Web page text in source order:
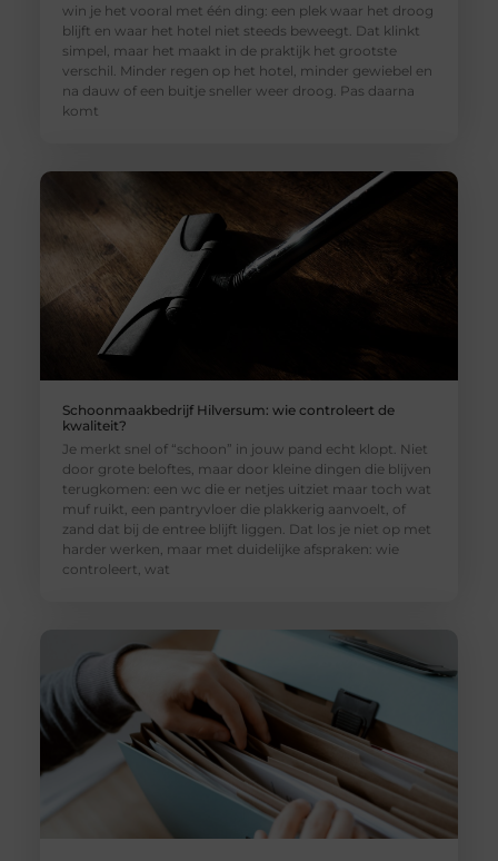
win je het vooral met één ding: een plek waar het droog
blijft en waar het hotel niet steeds beweegt. Dat klinkt
simpel, maar het maakt in de praktijk het grootste
verschil. Minder regen op het hotel, minder gewiebel en
na dauw of een buitje sneller weer droog. Pas daarna
komt
Schoonmaakbedrijf Hilversum: wie controleert de
kwaliteit?
Je merkt snel of “schoon” in jouw pand echt klopt. Niet
door grote beloftes, maar door kleine dingen die blijven
terugkomen: een wc die er netjes uitziet maar toch wat
muf ruikt, een pantryvloer die plakkerig aanvoelt, of
zand dat bij de entree blijft liggen. Dat los je niet op met
harder werken, maar met duidelijke afspraken: wie
controleert, wat